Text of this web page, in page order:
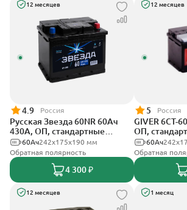
12 месяцев
4.9 Россия
Русская Звезда 60NR 60Ач
430А, ОП, стандартные
клеммы242x175x190 мм
60Ач
Обратная полярность
4 300 ₽
12 месяцев
5 Россия
GIVER 6СТ-
ОП,
60Ач
Обратная
12 месяцев 1 месяц